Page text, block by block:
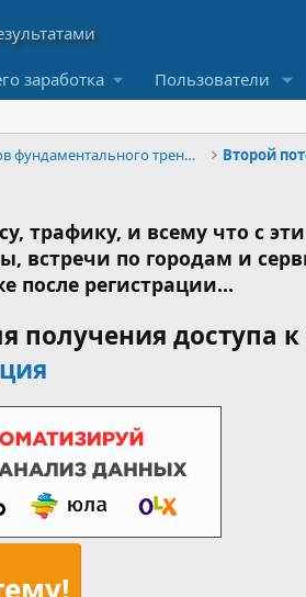
заработка Пользователи
"Авито"- 8 потоков фундаментального тренинга Второй
трафику, и всему что с
встречи по городам и
после регистрации...
получения доступа